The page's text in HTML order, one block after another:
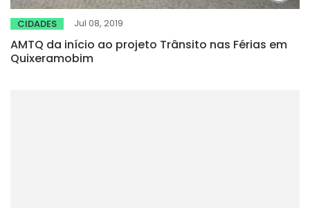
CIDADES Jul 08, 2019
AMTQ da início ao projeto Trânsito nas Férias em
Quixeramobim